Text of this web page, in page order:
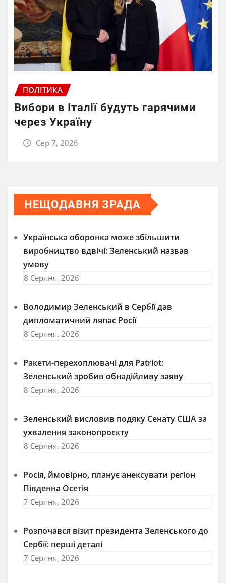
ПОЛІТИКА
Вибори в Італії будуть гарячими
через Україну
Сер 7, 2026
НЕЩОДАВНЯ ЗРАДА
Українська оборонка може збільшити
виробництво вдвічі: Зеленський назвав
умову
8 Серпня, 2026
Володимир Зеленський в Сербії дав
дипломатичний ляпас Росії
8 Серпня, 2026
Ракети-перехоплювачі для Patriot:
Зеленський зробив обнадійливу заяву
8 Серпня, 2026
Зеленський висловив подяку Сенату США за
ухвалення законопроєкту
8 Серпня, 2026
Росія, ймовірно, планує анексувати регіон
Південна Осетія
7 Серпня, 2026
Розпочався візит президента Зеленського до
Сербії: перші деталі
7 Серпня, 2026